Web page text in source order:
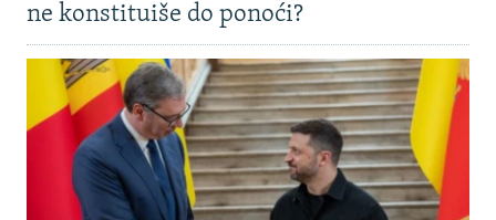
ne konstituiše do ponoći?